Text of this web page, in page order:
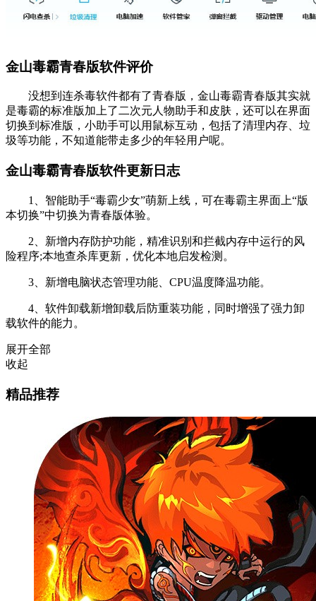
金山毒霸青春版软件评价
没想到连杀毒软件都有了青春版，金山毒霸青春版其实就
是毒霸的标准版加上了二次元人物助手和皮肤，还可以在界面
切换到标准版，小助手可以用鼠标互动，包括了清理内存、垃
圾等功能，不知道能带走多少的年轻用户呢。
金山毒霸青春版软件更新日志
1、智能助手“毒霸少女”萌新上线，可在毒霸主界面上“版
本切换”中切换为青春版体验。
2、新增内存防护功能，精准识别和拦截内存中运行的风
险程序;本地查杀库更新，优化本地启发检测。
3、新增电脑状态管理功能、CPU温度降温功能。
4、软件卸载新增卸载后防重装功能，同时增强了强力卸
载软件的能力。
展开全部
收起
精品推荐